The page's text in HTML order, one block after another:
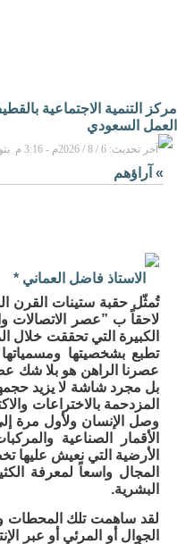
مركز التنمية الاجتماعية
العمل السعودي
آخر تحديث: 6 / 8 / 2026م - 3:16 م بتوقيت مكة المكرمة
» آراؤهم
الاستاذ فاضل العماني *
تُمثّل حقبة ستينات القرن
لاحقاً ب ”عصر الاتصالات
الكبيرة التي تحققت خلال
تطبع بشخصيتها
عصرنا الراهن هو بلا شك
بل مجرد شاشة لا يزيد
المزدحمة بالاختراعات
وصل الإنسان ولأول مرة
الأقمار الصناعية
الأرضية التي نعيش عليها
المجال واسعاً لمعرفة
البشرية.
لقد ساهمت تلك المحطات
الجوال أو المرئي أو عبر